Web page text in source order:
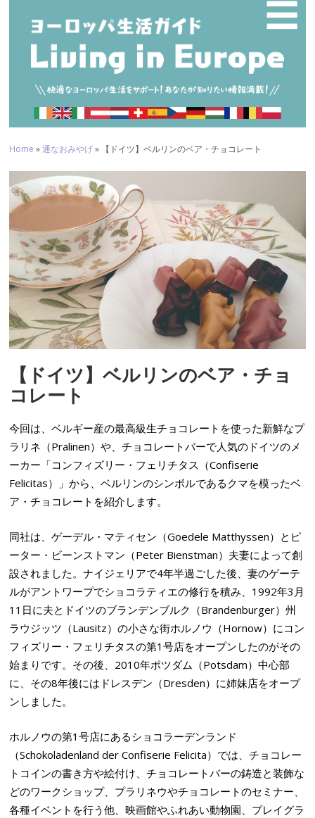
☰
Home »通なおみやげ» 【ドイツ】ベルリンのベア・チョコレート
【ドイツ】ベルリンのベア・チョ
コレート
今回は、ベルギー産の最高級生チョコレートを使った新鮮なプ
ラリネ（Pralinen）や、チョコレートバーで人気のドイツのメ
ーカー「コンフィズリー・フェリチタス（Confiserie
Felicitas）」から、ベルリンのシンボルであるクマを模ったベ
ア・チョコレートを紹介します。
同社は、ゲーデル・マティセン（Goedele Matthyssen）とピ
ーター・ビーンストマン（Peter Bienstman）夫妻によって創
設されました。ナイジェリアで4年半過ごした後、妻のゲーテ
ルがアントワープでショコラティエの修行を積み、1992年3月
11日に夫とドイツのブランデンブルク（Brandenburger）州
ラウジッツ（Lausitz）の小さな街ホルノウ（Hornow）にコン
フィズリー・フェリチタスの第1号店をオープンしたのがその
始まりです。 その後、2010年ポツダム（Potsdam）中心部
に、その8年後にはドレスデン（Dresden）に姉妹店をオープ
ンしました。
ホルノウの第1号店にあるショコラーデンランド
（Schokoladenland der Confiserie Felicita）では、チョコレー
トコインの書き方や絵付け、チョコレートバーの鋳造と装飾な
どのワークショップ、プラリネウやチョコレートのセミナー、
各種イベントを行う他、映画館やふれあい動物園、プレイグラ